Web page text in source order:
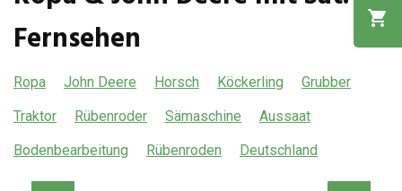
Fernsehen
Ropa John Deere Horsch Köckerling
Grubber
Traktor
Rübenroder Sämaschine
Aussaat
Bodenbearbeitung
Rübenroden Deutschland